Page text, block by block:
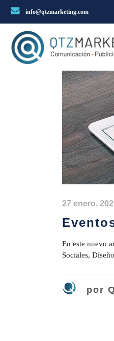
info@qtzmarketing.com
27 enero,
En este nuevo
Sociales,
por